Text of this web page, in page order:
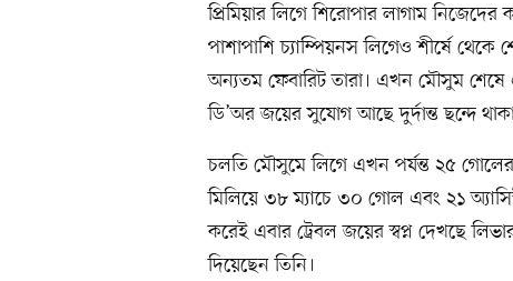
প্রিমিয়ার লিগে শিরোপার লাগাম
পাশাপাশি চ্যাম্পিয়নস লিগেও শীর্ষে
অন্যতম ফেবারিট তারা। এখন মৌসুম শেষে
ডি’অর জয়ের সুযোগ আছে দুর্দান্ত ছন্দে
চলতি মৌসুমে লিগে এখন পর্যন্ত ২৫
মিলিয়ে ৩৮ ম্যাচে ৩০ গোল এবং ২১
করেই এবার ট্রেবল জয়ের স্বপ্ন দেখছে
দিয়েছেন তিনি।